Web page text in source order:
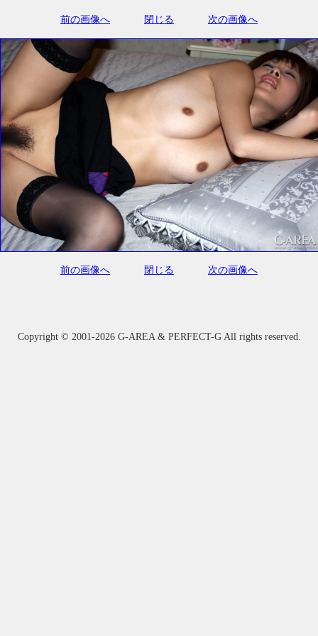
前の画像へ 閉じる 次の画像へ
前の画像へ 閉じる 次の画像へ
Copyright © 2001-2026 G-AREA & PERFECT-G All rights reserved.